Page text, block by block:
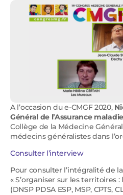
A l’occasion du e-CMGF 2020,
Général de l’Assurance
Collège de la Médecine
médecins généralistes dans
Consulter l’interview
Pour consulter l’intégralité de
« S’organiser sur les territoires
(DNSP PDSA ESP, MSP, CPTS,